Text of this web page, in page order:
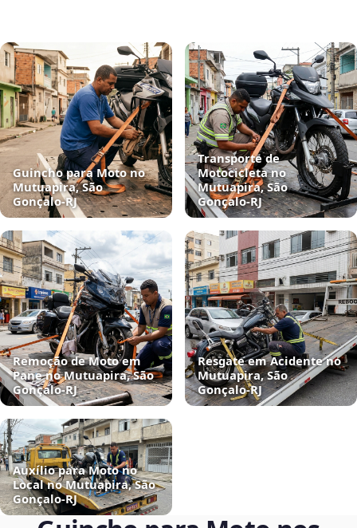
Guincho para Moto no
Mutuapira, São
Gonçalo‑RJ
Transporte de
Motocicleta no
Mutuapira, São
Gonçalo‑RJ
Remoção de Moto em
Pane no Mutuapira, São
Gonçalo‑RJ
Resgate em Acidente no
Mutuapira, São
Gonçalo‑RJ
Auxílio para Moto no
Local no Mutuapira, São
Gonçalo‑RJ